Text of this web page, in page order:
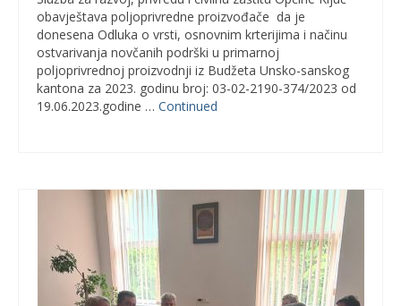
obavještava poljoprivredne proizvođače da je
donesena Odluka o vrsti, osnovnim krterijima i načinu
ostvarivanja novčanih podrški u primarnoj
poljoprivrednoj proizvodnji iz Budžeta Unsko-sanskog
kantona za 2023. godinu broj: 03-02-2190-374/2023 od
19.06.2023.godine … Continued